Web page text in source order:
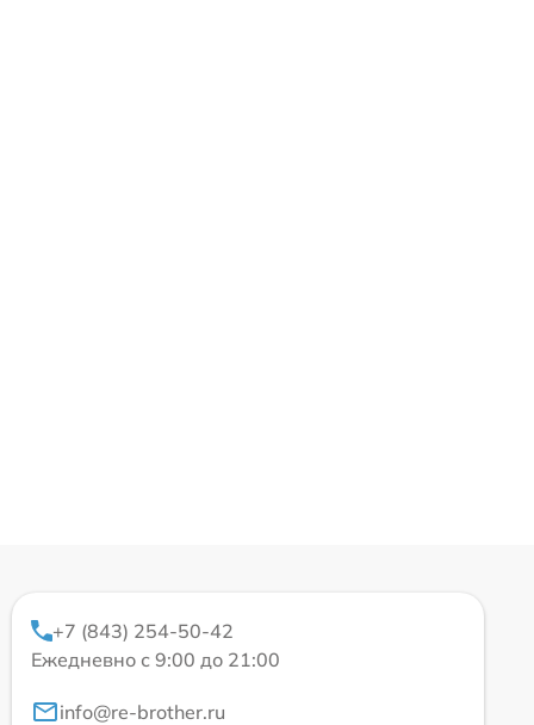
+7 (843) 254-50-42
Ежедневно с 9:00 до 21:00
info@re-brother.ru